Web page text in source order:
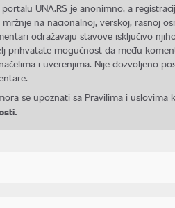
UNA.RS je anonimno, a
na nacionalnoj, verskoj, rasnoj
odražavaju stavove isključivo
prihvatate mogućnost da među
i uverenjima. Nije dozvoljeno
se upoznati sa Pravilima i uslovima